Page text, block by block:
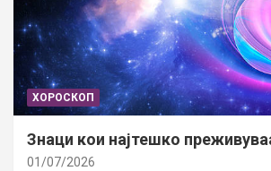
ХОРОСКОП
Знаци кои најтешко
01/07/2026